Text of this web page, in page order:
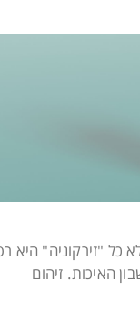
כל "זירקוניה" היא
האיכות. זיהום